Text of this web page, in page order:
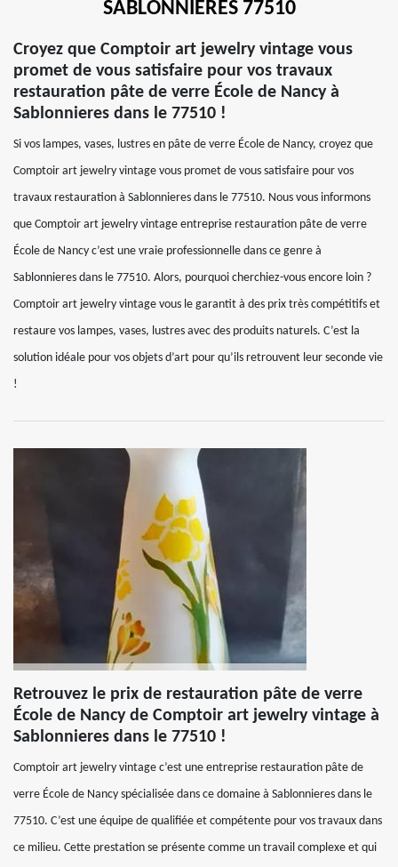
SABLONNIERES 77510
Croyez que Comptoir art jewelry vintage vous
promet de vous satisfaire pour vos travaux
restauration pâte de verre École de Nancy à
Sablonnieres dans le 77510 !
Si vos lampes, vases, lustres en pâte de verre École de Nancy, croyez que
Comptoir art jewelry vintage vous promet de vous satisfaire pour vos
travaux restauration à Sablonnieres dans le 77510. Nous vous informons
que Comptoir art jewelry vintage entreprise restauration pâte de verre
École de Nancy c’est une vraie professionnelle dans ce genre à
Sablonnieres dans le 77510. Alors, pourquoi cherchiez-vous encore loin ?
Comptoir art jewelry vintage vous le garantit à des prix très compétitifs et
restaure vos lampes, vases, lustres avec des produits naturels. C’est la
solution idéale pour vos objets d’art pour qu’ils retrouvent leur seconde vie
!
Retrouvez le prix de restauration pâte de verre
École de Nancy de Comptoir art jewelry vintage à
Sablonnieres dans le 77510 !
Comptoir art jewelry vintage c’est une entreprise restauration pâte de
verre École de Nancy spécialisée dans ce domaine à Sablonnieres dans le
77510. C’est une équipe de qualifiée et compétente pour vos travaux dans
ce milieu. Cette prestation se présente comme un travail complexe et qui